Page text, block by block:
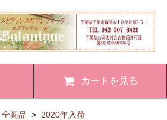
カートを見る
商品 > 2020年入荷